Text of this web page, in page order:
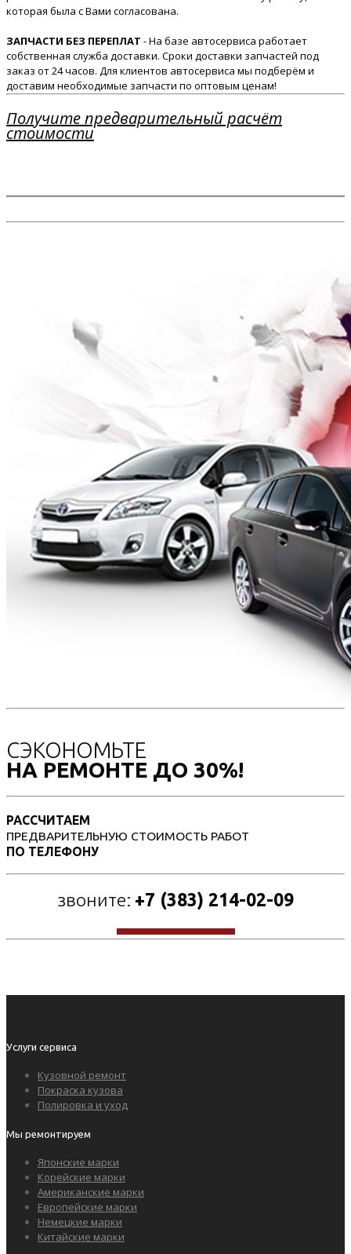
которая была с Вами согласована.
ЗАПЧАСТИ БЕЗ ПЕРЕПЛАТ - На базе автосервиса работает
собственная служба доставки. Сроки доставки запчастей под
заказ от 24 часов. Для клиентов автосервиса мы подберём и
доставим необходимые запчасти по оптовым ценам!
Получите предварительный расчёт
стоимости
СЭКОНОМЬТЕ
НА РЕМОНТЕ ДО 30%!
РАССЧИТАЕМ
ПРЕДВАРИТЕЛЬНУЮ СТОИМОСТЬ РАБОТ
ПО ТЕЛЕФОНУ
звоните: +7 (383) 214-02-09
Услуги сервиса
Кузовной ремонт
Покраска кузова
Полировка и уход
Мы ремонтируем
Японские марки
Корейские марки
Американские марки
Европейские марки
Немецкие марки
Китайские марки